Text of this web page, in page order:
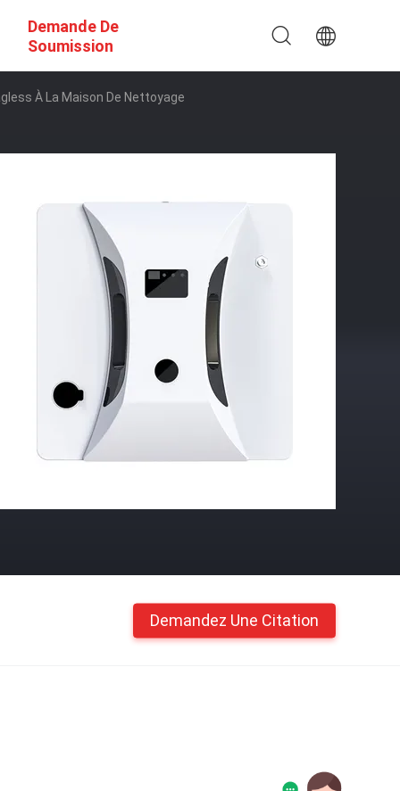
Demande De
Soumission
À La Maison De Nettoyage
Demandez Une Citation